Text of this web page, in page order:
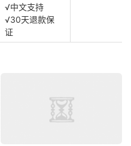
√中文支持
√30天退款保
证